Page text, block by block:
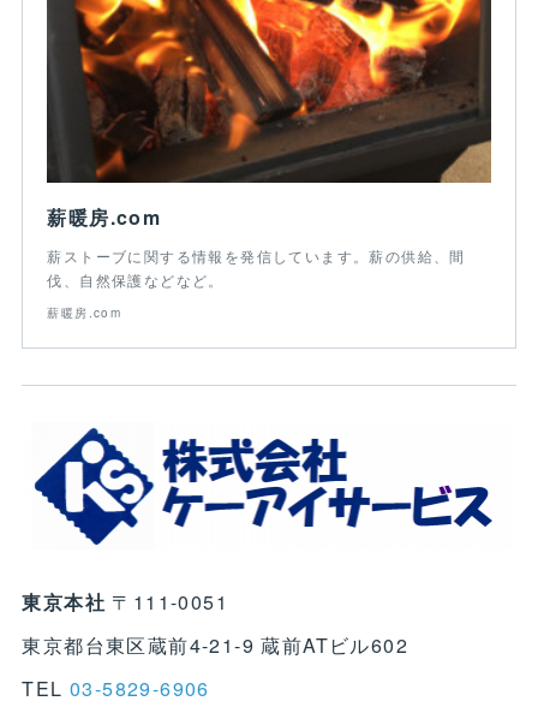
薪暖房.com
薪ストーブに関する情報を発信しています。薪の供給、間
伐、自然保護などなど。
薪暖房.com
東京本社 〒111-0051
東京都台東区蔵前4-21-9 蔵前ATビル602
TEL 03-5829-6906